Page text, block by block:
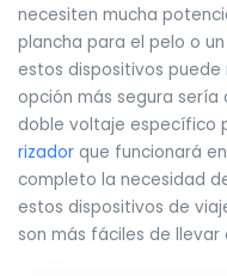
necesiten mucha
plancha para el pelo o
estos dispositivos puede
opción más segura sería
doble voltaje específico
rizador que funcionará
completo la necesidad
estos dispositivos de
son más fáciles de